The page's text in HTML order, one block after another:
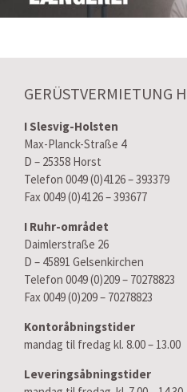
GERÜSTVERMIETUNG
I Slesvig-Holsten
Max-Planck-Straße 4
D – 25358 Horst
Telefon 0049 (0)4126 – 393379
Fax 0049 (0)4126 – 393677
I Ruhr-området
Daimlerstraße 26
D – 45891 Gelsenkirchen
Telefon 0049 (0)209 – 70278823
Fax 0049 (0)209 – 70278823
Kontoråbningstider
mandag til fredag kl. 8.00 – 13.00
Leveringsåbningstider